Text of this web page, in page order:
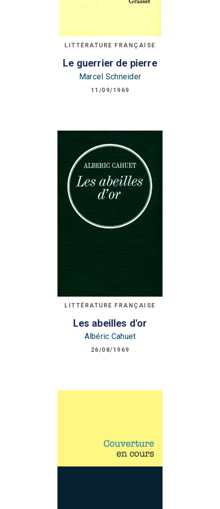
LITTÉRATURE FRANÇAISE
Le guerrier de pierre
Marcel Schneider
11/09/1969
LITTÉRATURE FRANÇAISE
Les abeilles d'or
Albéric Cahuet
26/08/1969